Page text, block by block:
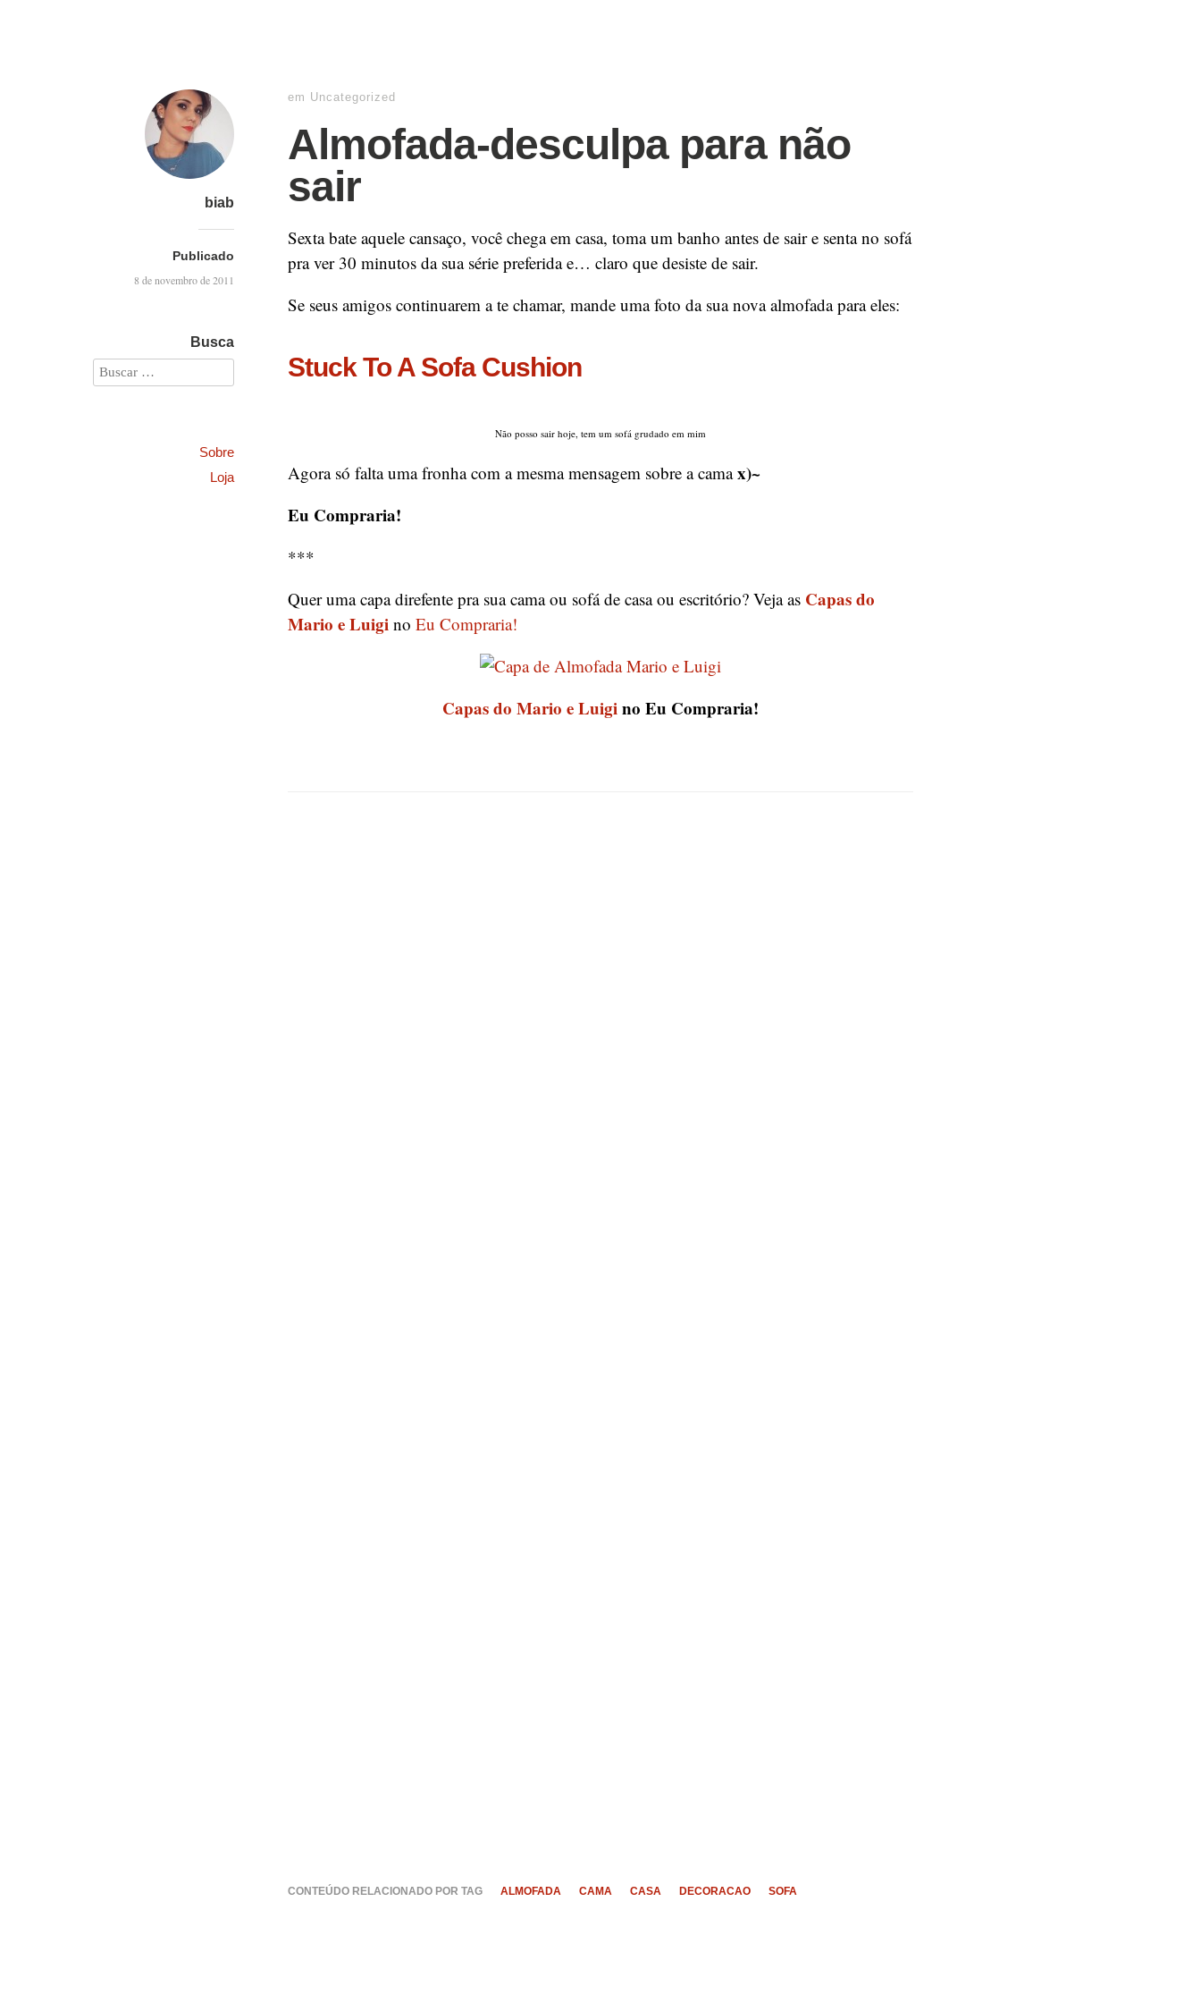
biab
Publicado
8 de novembro de 2011
em Uncategorized
Almofada-desculpa para não
sair
Sexta bate aquele cansaço, você chega em casa, toma um banho antes de sair e senta no sofá
pra ver 30 minutos da sua série preferida e… claro que desiste de sair.
Se seus amigos continuarem a te chamar, mande uma foto da sua nova almofada para eles:
Stuck To A Sofa Cushion
Não posso sair hoje, tem um sofá grudado em mim
Agora só falta uma fronha com a mesma mensagem sobre a camax)~
Eu Compraria!
***
Quer uma capa direfente pra sua cama ou sofá de casa ou escritório? Veja as Capas do
Mario e Luigi no Eu Compraria!
Capas do Mario e Luigino Eu Compraria!
CONTEÚDO RELACIONADO POR TAG ALMOFADA CAMA CASA DECORACAO SOFA
Busca
Sobre
Loja